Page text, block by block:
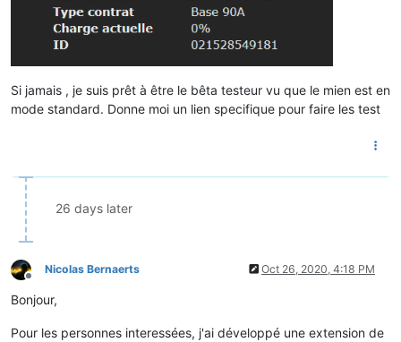
Si jamais , je suis prêt à être le bêta testeur vu que le mien est en
mode standard. Donne moi un lien specifique pour faire les test
26 days later
Offline
Nicolas Bernaerts Oct 26, 2020, 4:18 PM
Bonjour,
Pour les personnes interessées, j'ai développé une extension de